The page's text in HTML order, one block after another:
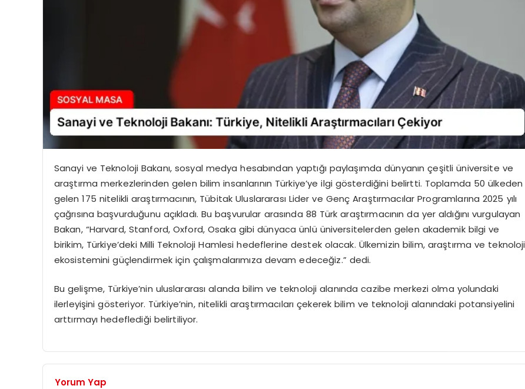
Sanayi ve Teknoloji Bakanı, sosyal medya hesabından yaptığı paylaşımda dünyanın çeşitli üniversite ve
araştırma merkezlerinden gelen bilim insanlarının Türkiye’ye ilgi gösterdiğini belirtti. Toplamda 50 ülkeden
gelen 175 nitelikli araştırmacının, Tübitak Uluslararası Lider ve Genç Araştırmacılar Programlarına 2025 yılı
çağrısına başvurduğunu açıkladı. Bu başvurular arasında 88 Türk araştırmacının da yer aldığını vurgulayan
Bakan, “Harvard, Stanford, Oxford, Osaka gibi dünyaca ünlü üniversitelerden gelen akademik bilgi ve
birikim, Türkiye’deki Milli Teknoloji Hamlesi hedeflerine destek olacak. Ülkemizin bilim, araştırma ve teknoloji
ekosistemini güçlendirmek için çalışmalarımıza devam edeceğiz.” dedi.
Bu gelişme, Türkiye’nin uluslararası alanda bilim ve teknoloji alanında cazibe merkezi olma yolundaki
ilerleyişini gösteriyor. Türkiye’nin, nitelikli araştırmacıları çekerek bilim ve teknoloji alanındaki potansiyelini
arttırmayı hedeflediği belirtiliyor.
Yorum Yap